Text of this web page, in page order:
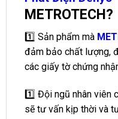
METROTECH?
1️⃣ Sản phẩm mà
đảm bảo chất lượng,
các giấy tờ chứng
1️⃣ Đội ngũ nhân viên
sẽ tư vấn kịp thời và